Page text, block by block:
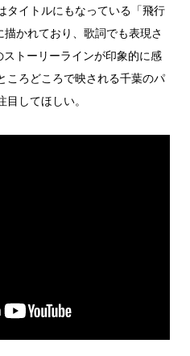
タイトルにもなっている「飛行
かれており、歌詞でも表現さ
ストーリーラインが印象的に感
ころどころで映される千葉のパ
してほしい。